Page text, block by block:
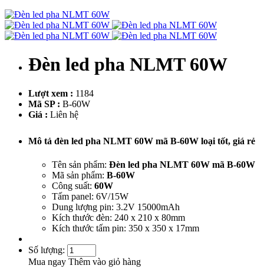
Đèn led pha NLMT 60W
Lượt xem : 1184
Mã SP : B-60W
Giá : Liên hệ
Mô tả đèn led pha NLMT 60W mã B-60W loại tốt, giá rẻ
Tên sản phẩm: Đèn led pha NLMT 60W mã B-60W
Mã sản phẩm: B-60W
Công suất: 60W
Tấm panel: 6V/15W
Dung lượng pin: 3.2V 15000mAh
Kích thước đèn: 240 x 210 x 80mm
Kích thước tấm pin: 350 x 350 x 17mm
Số lượng:
Mua ngay Thêm vào giỏ hàng